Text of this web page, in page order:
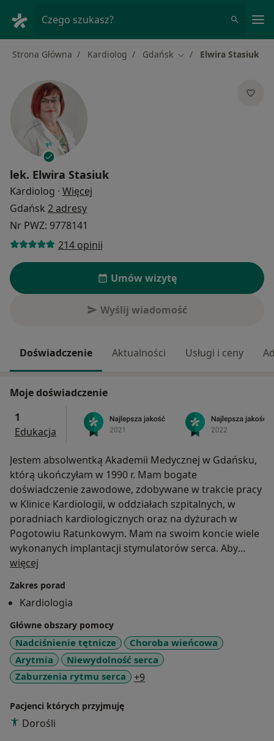
Czego szukasz?
Strona Główna Kardiolog Gdańsk Zmień miasto
Elwira Stasiuk
lek. Elwira Stasiuk
Kardiolog · Więcej
Gdańsk 2 adresy
Nr PWZ: 9778141
214 opinii
Umów wizytę
Wyślij wiadomość
Doświadczenie Aktualności Usługi i ceny
Moje doświadczenie
1
Edukacja
Jestem absolwentką Akademii Medycznej w Gdańsku,
którą ukończyłam w 1990 r. Mam bogate
doświadczenie zawodowe, zdobywane w trakcie pracy
w Klinice Kardiologii, w oddziałach szpitalnych, w
poradniach kardiologicznych oraz na dyżurach w
Pogotowiu Ratunkowym. Mam na swoim koncie wiele
wykonanych implantacji stymulatorów serca. Aby
uniknąć wypalenia zawodowego zwiedzam Polskę i
W związku z profilem pracy poradni kardiologicznej
nie przyjmuję tu pacjentów chcących uzyskać poradę
wyłącznie internistyczną oraz pacjentów z infekcją.
więcej
Zakres porad
Kardiologia
Główne obszary pomocy
Nadciśnienie tętnicze
Choroba wieńcowa
Arytmia
Niewydolność serca
Zaburzenia rytmu serca
+9a11y_sr_more_diseases
Pacjenci których przyjmuję
Dorośli